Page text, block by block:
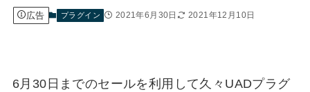
広告 プラグイン 2021年6月30日 2021年12月10日
6月30日までのセールを利用して久々UADプラグ